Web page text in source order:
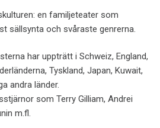
en familjeteater som
sällsynta och svåraste genrerna.
har uppträtt i Schweiz, England,
Tyskland, Japan, Kuwait,
andra länder.
som Terry Gilliam, Andrei
m.fl.